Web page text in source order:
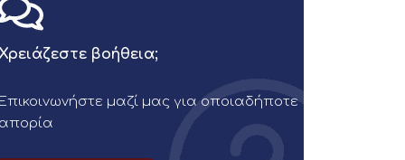
Χρειάζεστε βοήθεια;
Επικοινωνήστε μαζί μας για οποιαδήποτε
απορία